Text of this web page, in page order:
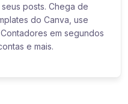
posts. Chega de
do Canva, use
em segundos
e mais.